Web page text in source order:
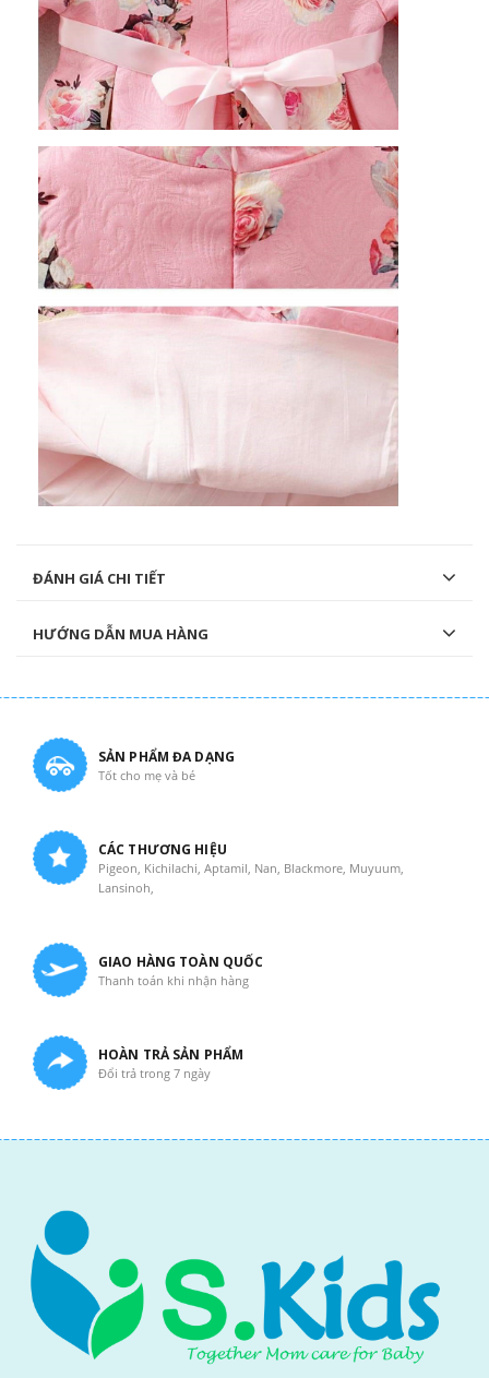
ĐÁNH GIÁ CHI TIẾT
HƯỚNG DẪN MUA HÀNG
SẢN PHẨM ĐA DẠNG
Tốt cho mẹ và bé
CÁC THƯƠNG HIỆU
Pigeon, Kichilachi, Aptamil, Nan, Blackmore, Muyuum,
Lansinoh,
GIAO HÀNG TOÀN QUỐC
Thanh toán khi nhận hàng
HOÀN TRẢ SẢN PHẨM
Đổi trả trong 7 ngày